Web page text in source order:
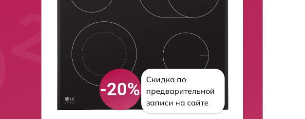
-20%
Скидка по
предварительной
записи на сайте